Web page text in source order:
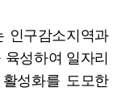
인구감소지역과
성하여 일자리
성화를 도모한